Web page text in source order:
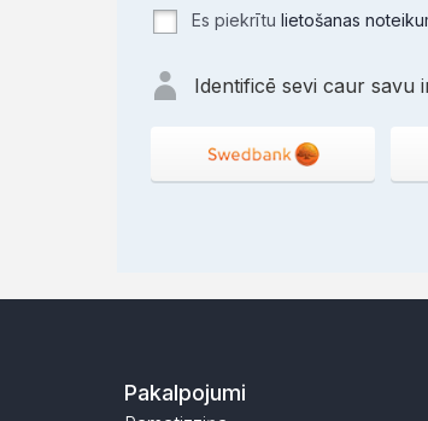
Es piekrītu lietošanas
Identificē sevi caur savu
Pakalpojumi